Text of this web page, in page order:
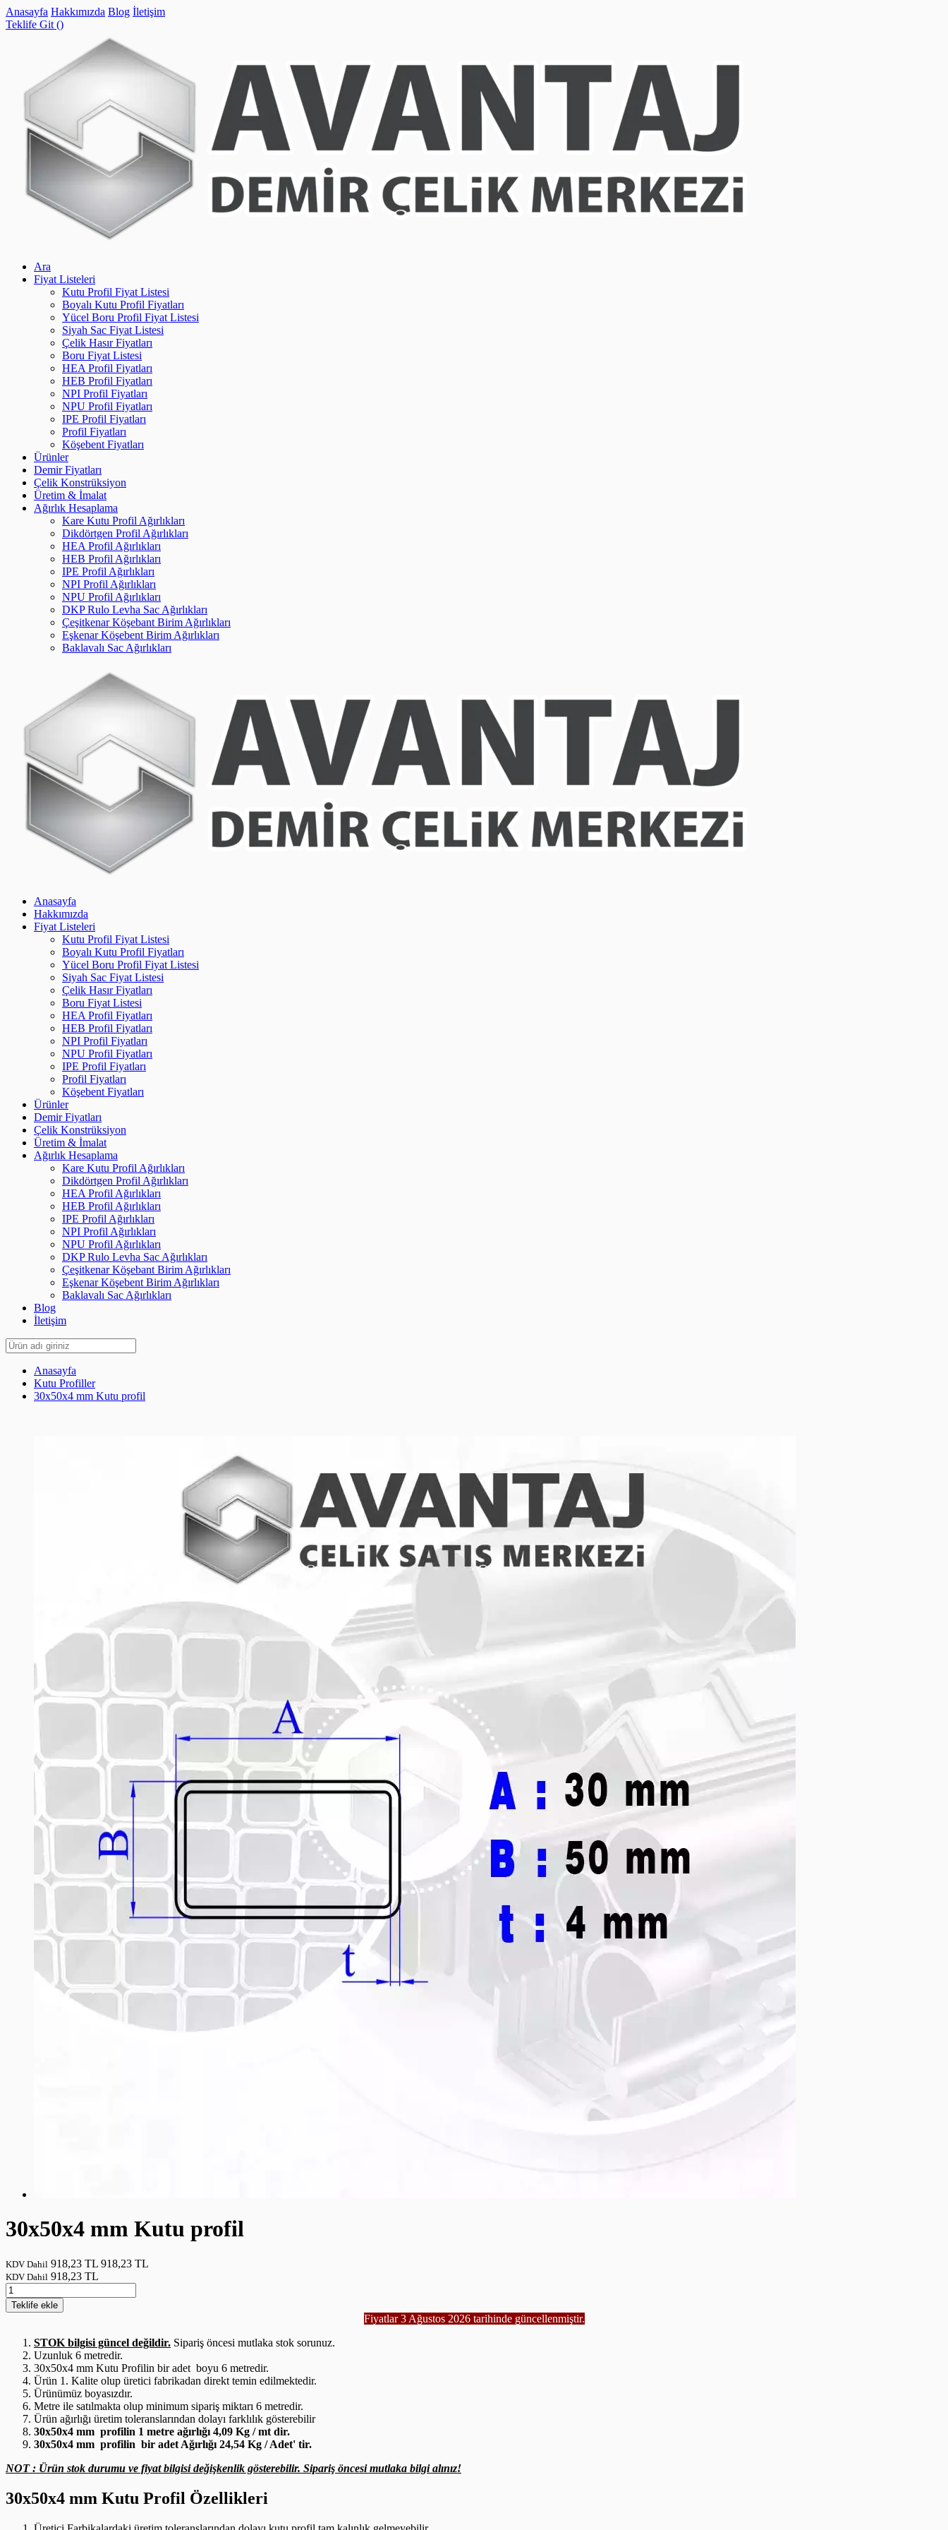
Anasayfa Hakkımızda Blog İletişim
Teklife Git ()
Ara
Fiyat Listeleri
Kutu Profil Fiyat Listesi
Boyalı Kutu Profil Fiyatları
Yücel Boru Profil Fiyat Listesi
Siyah Sac Fiyat Listesi
Çelik Hasır Fiyatları
Boru Fiyat Listesi
HEA Profil Fiyatları
HEB Profil Fiyatları
NPI Profil Fiyatları
NPU Profil Fiyatları
IPE Profil Fiyatları
Profil Fiyatları
Köşebent Fiyatları
Ürünler
Demir Fiyatları
Çelik Konstrüksiyon
Üretim & İmalat
Ağırlık Hesaplama
Kare Kutu Profil Ağırlıkları
Dikdörtgen Profil Ağırlıkları
HEA Profil Ağırlıkları
HEB Profil Ağırlıkları
IPE Profil Ağırlıkları
NPI Profil Ağırlıkları
NPU Profil Ağırlıkları
DKP Rulo Levha Sac Ağırlıkları
Çeşitkenar Köşebant Birim Ağırlıkları
Eşkenar Köşebent Birim Ağırlıkları
Baklavalı Sac Ağırlıkları
Anasayfa
Hakkımızda
Fiyat Listeleri
Kutu Profil Fiyat Listesi
Boyalı Kutu Profil Fiyatları
Yücel Boru Profil Fiyat Listesi
Siyah Sac Fiyat Listesi
Çelik Hasır Fiyatları
Boru Fiyat Listesi
HEA Profil Fiyatları
HEB Profil Fiyatları
NPI Profil Fiyatları
NPU Profil Fiyatları
IPE Profil Fiyatları
Profil Fiyatları
Köşebent Fiyatları
Ürünler
Demir Fiyatları
Çelik Konstrüksiyon
Üretim & İmalat
Ağırlık Hesaplama
Kare Kutu Profil Ağırlıkları
Dikdörtgen Profil Ağırlıkları
HEA Profil Ağırlıkları
HEB Profil Ağırlıkları
IPE Profil Ağırlıkları
NPI Profil Ağırlıkları
NPU Profil Ağırlıkları
DKP Rulo Levha Sac Ağırlıkları
Çeşitkenar Köşebant Birim Ağırlıkları
Eşkenar Köşebent Birim Ağırlıkları
Baklavalı Sac Ağırlıkları
Blog
İletişim
Anasayfa
Kutu Profiller
30x50x4 mm Kutu profil
30x50x4 mm Kutu profil
KDV Dahil 918,23 TL 918,23 TL
KDV Dahil 918,23 TL
Teklife ekle
Fiyatlar 3 Ağustos 2026 tarihinde güncellenmiştir.
STOK bilgisi güncel değildir. Sipariş öncesi mutlaka stok sorunuz.
Uzunluk 6 metredir.
30x50x4 mm Kutu Profilin bir adet boyu 6 metredir.
Ürün 1. Kalite olup üretici fabrikadan direkt temin edilmektedir.
Ürünümüz boyasızdır.
Metre ile satılmakta olup minimum sipariş miktarı 6 metredir.
Ürün ağırlığı üretim toleranslarından dolayı farklılık gösterebilir
30x50x4 mm profilin 1 metre ağırlığı 4,09 Kg / mt dir.
30x50x4 mm profilin bir adet Ağırlığı 24,54 Kg / Adet' tir.
NOT : Ürün stok durumu ve fiyat bilgisi değişkenlik gösterebilir. Sipariş öncesi mutlaka bilgi alınız!
30x50x4 mm Kutu Profil Özellikleri